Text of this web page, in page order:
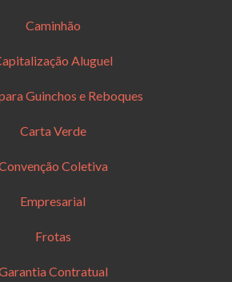
Caminhão
Aluguel
Guinchos e Reboques
Carta Verde
Coletiva
Empresarial
Frotas
Contratual